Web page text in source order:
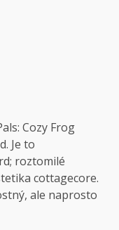
Cozy Frog
Je to
roztomilé
cottagecore.
ale naprosto